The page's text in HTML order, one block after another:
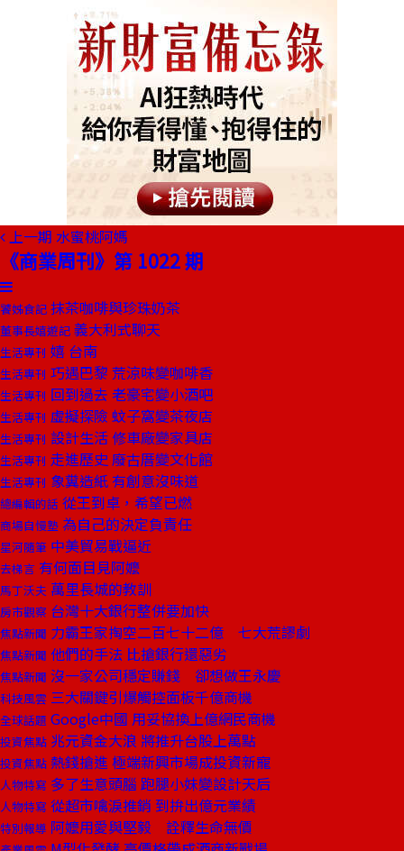
上一期 水蜜桃阿媽
《商業周刊》第 1022 期
饕姊食記 抹茶咖啡與珍珠奶茶
董事長嬉遊記 義大利式聊天
生活專刊 嬉 台南
生活專刊 巧遇巴黎 荒涼味變咖啡香
生活專刊 回到過去 老豪宅變小酒吧
生活專刊 虛擬探險 蚊子窩變茶夜店
生活專刊 設計生活 修車廠變家具店
生活專刊 走進歷史 廢古厝變文化館
生活專刊 象糞造紙 有創意沒味道
總編輯的話 從王到卓，希望已燃
商場自慢塾 為自己的決定負責任
星河隨筆 中美貿易戰逼近
去梯言 有何面目見阿嬤
馬丁沃夫 萬里長城的教訓
房市觀察 台灣十大銀行整併要加快
焦點新聞 力霸王家掏空二百七十二億 七大荒謬劇
焦點新聞 他們的手法 比搶銀行還惡劣
焦點新聞 沒一家公司穩定賺錢 卻想做王永慶
科技風雲 三大關鍵引爆觸控面板千億商機
全球話題 Google中國 用妥協換上億網民商機
投資焦點 兆元資金大浪 將推升台股上萬點
投資焦點 熱錢搶進 極端新興市場成投資新寵
人物特寫 多了生意頭腦 跑腿小妹變設計天后
人物特寫 從超市噙淚推銷 到拚出億元業績
特別報導 阿嬤用愛與堅毅 詮釋生命無價